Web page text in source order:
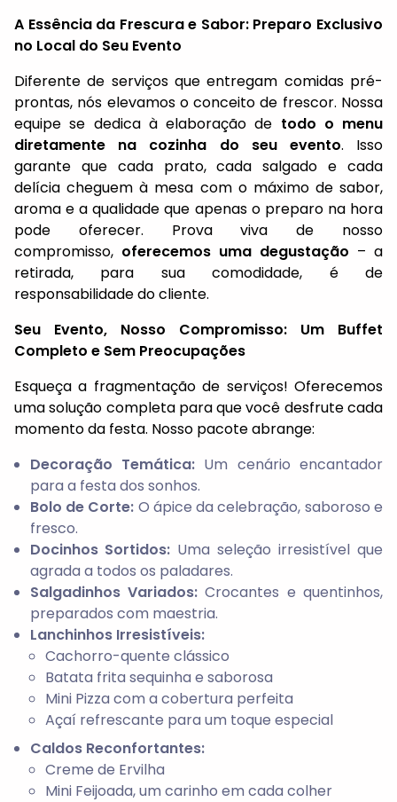
A Essência da Frescura e Sabor: Preparo Exclusivo
no Local do Seu Evento
Diferente de serviços que entregam comidas pré-
prontas, nós elevamos o conceito de frescor. Nossa
equipe se dedica à elaboração de todo o menu
diretamente na cozinha do seu evento. Isso
garante que cada prato, cada salgado e cada
delícia cheguem à mesa com o máximo de sabor,
aroma e a qualidade que apenas o preparo na hora
pode oferecer. Prova viva de nosso
compromisso, oferecemos uma degustação – a
retirada, para sua comodidade, é de
responsabilidade do cliente.
Seu Evento, Nosso Compromisso: Um Buffet
Completo e Sem Preocupações
Esqueça a fragmentação de serviços! Oferecemos
uma solução completa para que você desfrute cada
momento da festa. Nosso pacote abrange:
Decoração Temática:Um cenário encantador
para a festa dos sonhos.
Bolo de Corte: O ápice da celebração, saboroso e
fresco.
Docinhos Sortidos: Uma seleção irresistível que
agrada a todos os paladares.
Salgadinhos Variados:Crocantes e quentinhos,
preparados com maestria.
Lanchinhos Irresistíveis:
Cachorro-quente clássico
Batata frita sequinha e saborosa
Mini Pizza com a cobertura perfeita
Açaí refrescante para um toque especial
Caldos Reconfortantes:
Creme de Ervilha
Mini Feijoada, um carinho em cada colher